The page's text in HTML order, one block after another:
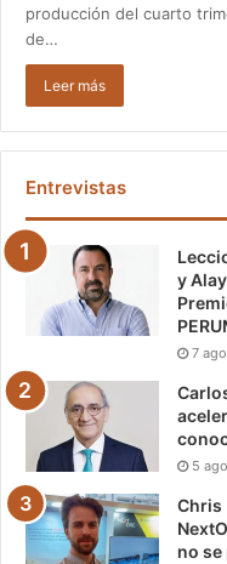
producción del cuarto
de…
Leer más
Entrevistas
y
7
5
Chris
no se